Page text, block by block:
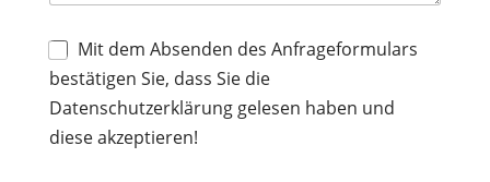
Mit dem Absenden des Anfrageformulars
bestätigen Sie, dass Sie die
Datenschutzerklärung gelesen haben und
diese akzeptieren!